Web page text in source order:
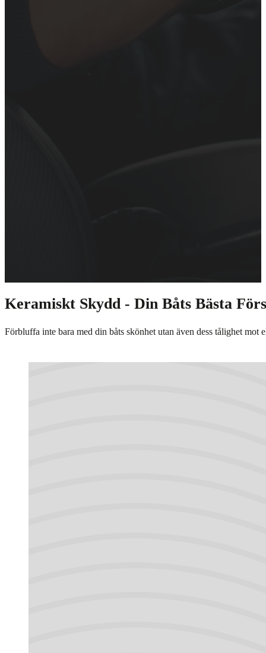
Keramiskt Skydd - Din Båts Bästa
Förbluffa inte bara med din båts skönhet utan även dess tålighet